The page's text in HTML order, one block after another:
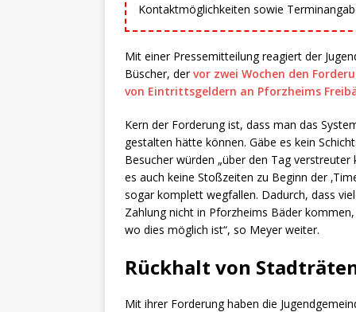
Kontaktmöglichkeiten sowie
Mit einer Pressemitteilung reagiert der
Büscher, dervor zwei Wochen den
von Eintrittsgeldern an Pforzheims
Kern der Forderung ist, dass man das
gestalten hätte können. Gäbe es kein
Besucher würden „über den Tag
es auch keine Stoßzeiten zu Beginn der
sogar komplett wegfallen. Dadurch, dass
Zahlung nicht in Pforzheims Bäder
wo dies möglich ist“, so Meyer weiter.
Rückhalt von
Mit ihrer Forderung haben die